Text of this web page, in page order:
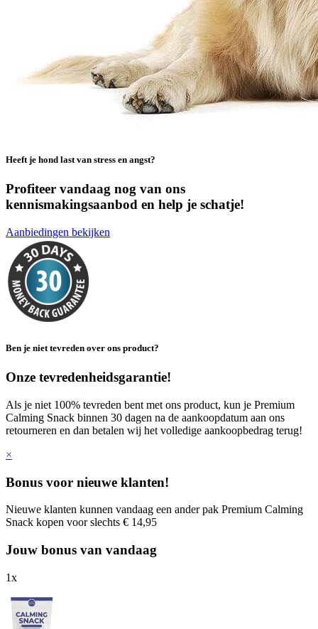
Heeft je hond last van stress en angst?
Profiteer vandaag nog van ons
kennismakingsaanbod en help je schatje!
Aanbiedingen bekijken
Ben je niet tevreden over ons product?
Onze tevredenheidsgarantie!
Als je niet 100% tevreden bent met ons product, kun je Premium
Calming Snack binnen 30 dagen na de aankoopdatum aan ons
retourneren en dan betalen wij het volledige aankoopbedrag terug!
×
Bonus voor nieuwe klanten!
Nieuwe klanten kunnen vandaag een ander pak Premium Calming
Snack kopen voor slechts € 14,95
Jouw bonus van vandaag
1x